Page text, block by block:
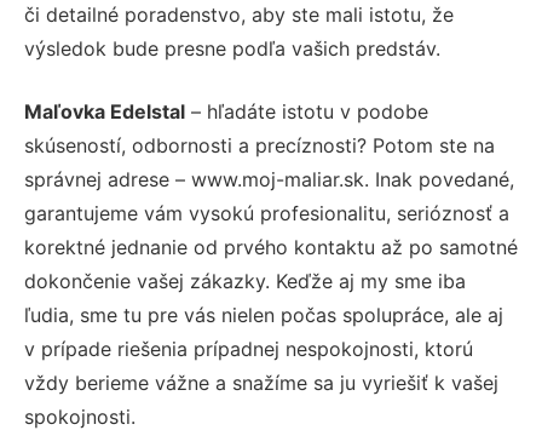
či detailné poradenstvo, aby ste mali istotu, že
výsledok bude presne podľa vašich predstáv.
Maľovka Edelstal – hľadáte istotu v podobe
skúseností, odbornosti a precíznosti? Potom ste na
správnej adrese – www.moj-maliar.sk. Inak povedané,
garantujeme vám vysokú profesionalitu, serióznosť a
korektné jednanie od prvého kontaktu až po samotné
dokončenie vašej zákazky. Keďže aj my sme iba
ľudia, sme tu pre vás nielen počas spolupráce, ale aj
v prípade riešenia prípadnej nespokojnosti, ktorú
vždy berieme vážne a snažíme sa ju vyriešiť k vašej
spokojnosti.